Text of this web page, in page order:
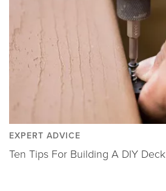
EXPERT ADVICE
Ten Tips For Building A DIY Deck